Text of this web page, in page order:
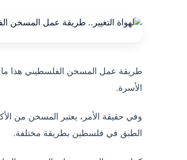
طريقة عمل المسخن الفلسطيني هذا ما
الأسرة.
وفي حقيقة الأمر، يعتبر المسخن من
الطبق في فلسطين بطريقة مختلفة.